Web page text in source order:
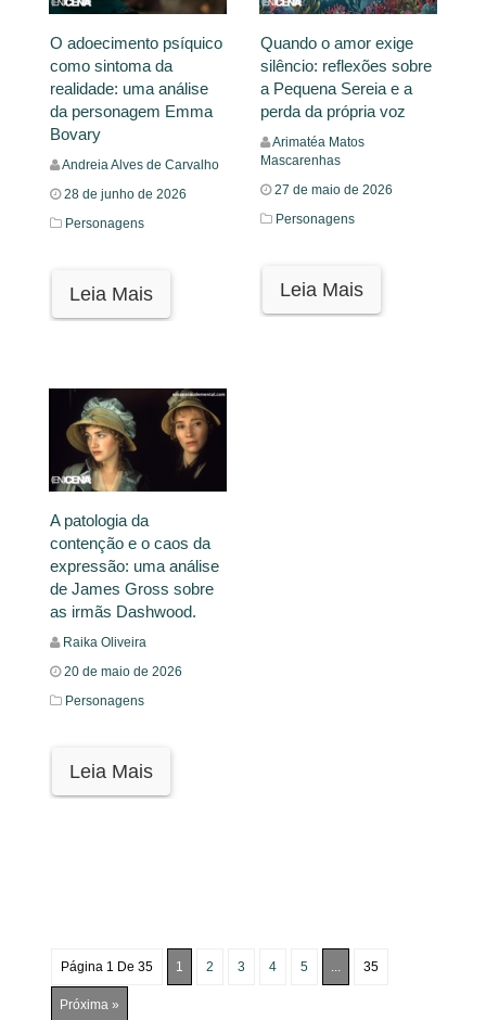
O adoecimento psíquico
como sintoma da
realidade: uma análise
da personagem Emma
Bovary
Andreia Alves de Carvalho
28 de junho de 2026
Personagens
Leia Mais
Quando o amor exige
silêncio: reflexões sobre
a Pequena Sereia e a
perda da própria voz
Arimatéa Matos
Mascarenhas
27 de maio de 2026
Personagens
Leia Mais
A patologia da
contenção e o caos da
expressão: uma análise
de James Gross sobre
as irmãs Dashwood.
Raika Oliveira
20 de maio de 2026
Personagens
Leia Mais
Página 1 De 35 1 2 3 4 5 ... 35
Próxima »